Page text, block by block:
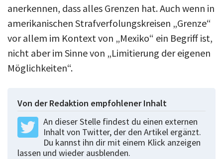
anerkennen, dass alles Grenzen hat. Auch wenn in
amerikanischen Strafverfolungskreisen „Grenze“
vor allem im Kontext von „Mexiko“ ein Begriff ist,
nicht aber im Sinne von „Limitierung der eigenen
Möglichkeiten“.
Von der Redaktion empfohlener Inhalt
An dieser Stelle findest du einen externen
Inhalt von Twitter, der den Artikel ergänzt.
Du kannst ihn dir mit einem Klick anzeigen
lassen und wieder ausblenden.